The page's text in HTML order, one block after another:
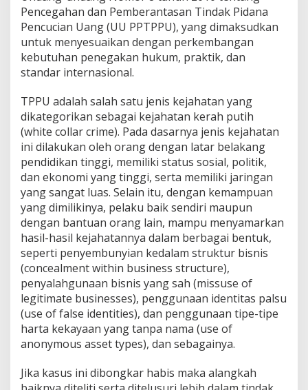
Pencegahan dan Pemberantasan Tindak Pidana
Pencucian Uang (UU PPTPPU), yang dimaksudkan
untuk menyesuaikan dengan perkembangan
kebutuhan penegakan hukum, praktik, dan
standar internasional.
TPPU adalah salah satu jenis kejahatan yang
dikategorikan sebagai kejahatan kerah putih
(white collar crime). Pada dasarnya jenis kejahatan
ini dilakukan oleh orang dengan latar belakang
pendidikan tinggi, memiliki status sosial, politik,
dan ekonomi yang tinggi, serta memiliki jaringan
yang sangat luas. Selain itu, dengan kemampuan
yang dimilikinya, pelaku baik sendiri maupun
dengan bantuan orang lain, mampu menyamarkan
hasil-hasil kejahatannya dalam berbagai bentuk,
seperti penyembunyian kedalam struktur bisnis
(concealment within business structure),
penyalahgunaan bisnis yang sah (missuse of
legitimate businesses), penggunaan identitas palsu
(use of false identities), dan penggunaan tipe-tipe
harta kekayaan yang tanpa nama (use of
anonymous asset types), dan sebagainya.
Jika kasus ini dibongkar habis maka alangkah